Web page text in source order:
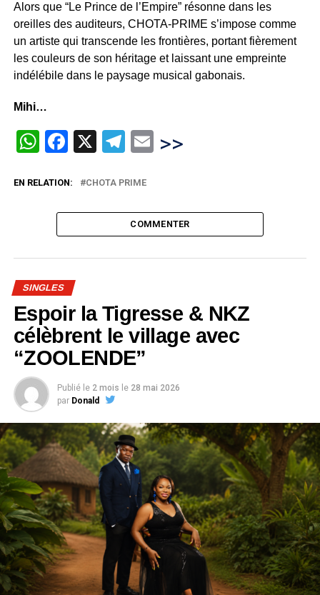
Alors que “Le Prince de l’Empire” résonne dans les
oreilles des auditeurs, CHOTA-PRIME s’impose comme
un artiste qui transcende les frontières, portant fièrement
les couleurs de son héritage et laissant une empreinte
indélébile dans le paysage musical gabonais.
Mihi…
WhatsApp
Facebook
X Telegram
Email
>>
EN RELATION: CHOTA PRIME
COMMENTER
SINGLES
Espoir la Tigresse & NKZ
célèbrent le village avec
“ZOOLENDE”
Publié le 2 mois le 28 mai 2026
par Donald